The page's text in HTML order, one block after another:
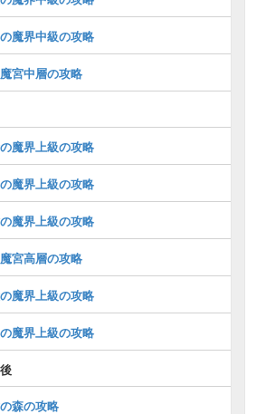
魔界中級の攻略
宮中層の攻略
魔界上級の攻略
魔界上級の攻略
魔界上級の攻略
宮高層の攻略
魔界上級の攻略
魔界上級の攻略
森の攻略